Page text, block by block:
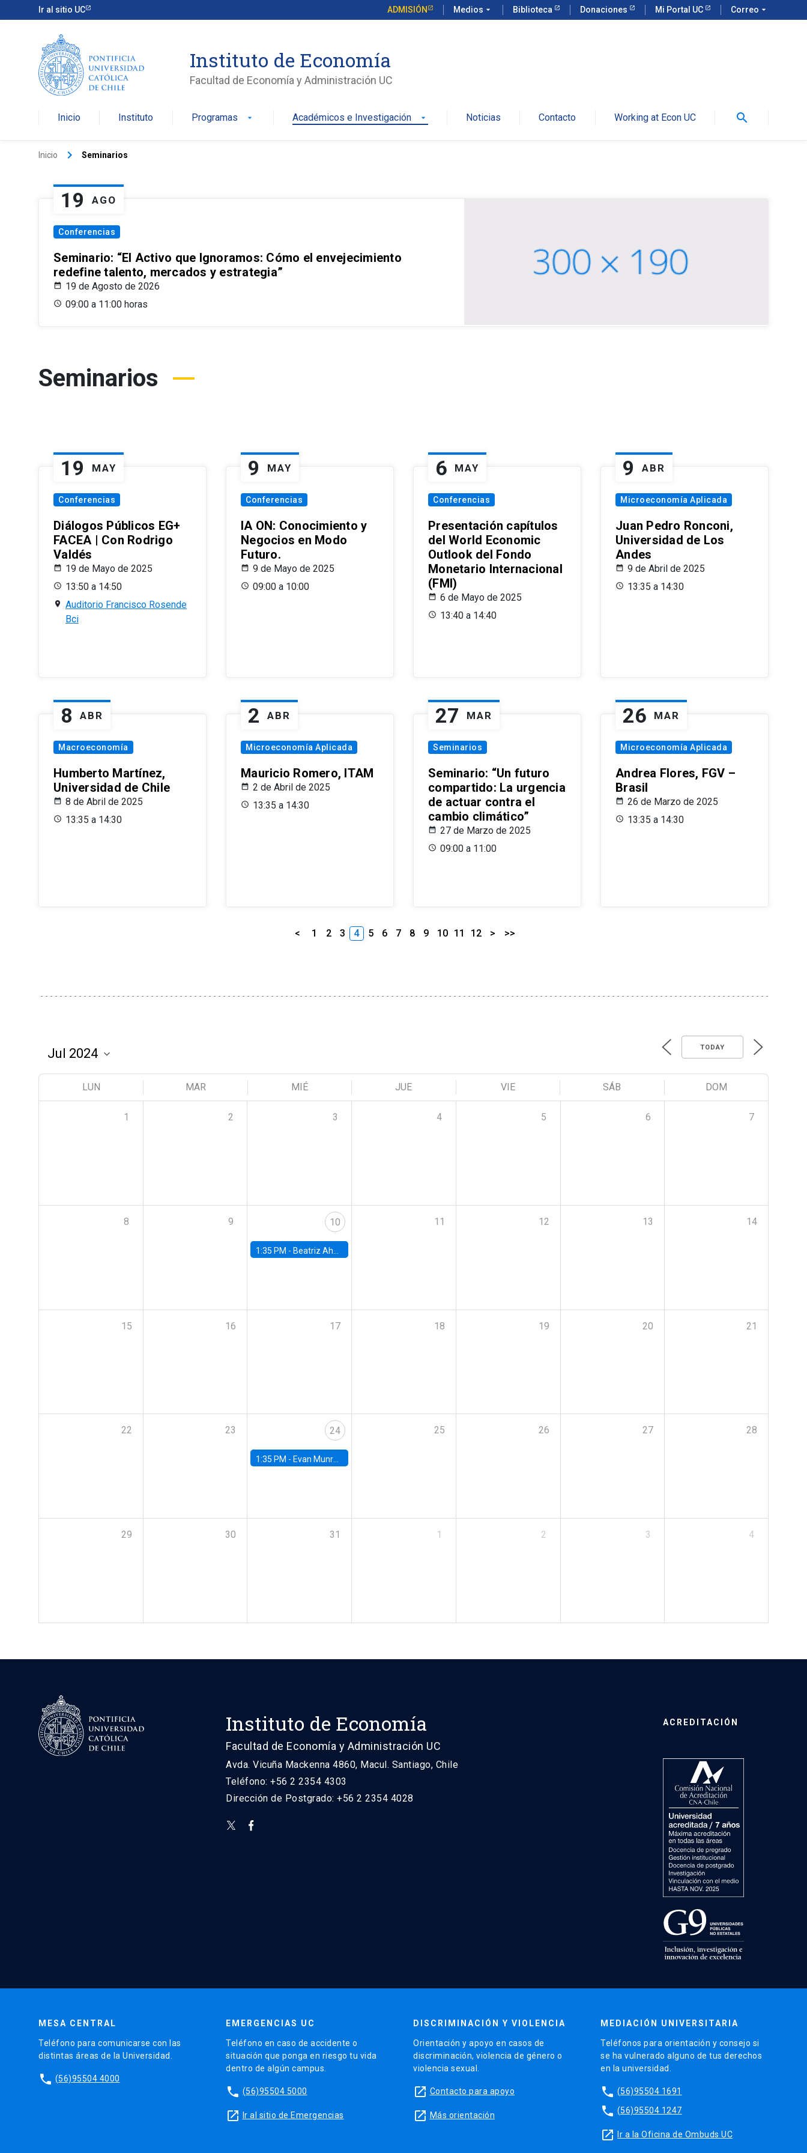
Ir al sitio UC ADMISIÓN Medios arrow_drop_down Biblioteca Donaciones Mi Portal UC Correo arrow_drop_down
Instituto de Economía
Facultad de Economía y Administración UC
Inicio Instituto Programas arrow_drop_down Académicos e Investigación arrow_drop_down Noticias Contacto Working at Econ UC search
Inicio keyboard_arrow_right Seminarios
19 AGO
Conferencias
Seminario: “El Activo que Ignoramos: Cómo el envejecimiento
redefine talento, mercados y estrategia”
19 de Agosto de 2026
09:00 a 11:00 horas
Seminarios
19 MAY
Conferencias
Diálogos Públicos EG+
FACEA | Con Rodrigo
Valdés
19 de Mayo de 2025
13:50 a 14:50
Auditorio Francisco Rosende
Bci
9 MAY
Conferencias
IA ON: Conocimiento y
Negocios en Modo
Futuro.
9 de Mayo de 2025
09:00 a 10:00
6 MAY
Conferencias
Presentación capítulos
del World Economic
Outlook del Fondo
Monetario Internacional
(FMI)
6 de Mayo de 2025
13:40 a 14:40
9 ABR
Microeconomía Aplicada
Juan Pedro Ronconi,
Universidad de Los
Andes
9 de Abril de 2025
13:35 a 14:30
8 ABR
Macroeconomía
Humberto Martínez,
Universidad de Chile
8 de Abril de 2025
13:35 a 14:30
2 ABR
Microeconomía Aplicada
Mauricio Romero, ITAM
2 de Abril de 2025
13:35 a 14:30
27 MAR
Seminarios
Seminario: “Un futuro
compartido: La urgencia
de actuar contra el
cambio climático”
27 de Marzo de 2025
09:00 a 11:00
26 MAR
Microeconomía Aplicada
Andrea Flores, FGV –
Brasil
26 de Marzo de 2025
13:35 a 14:30
< 1 2 3 4 5 6 7 8 9 10 11 12 > >>
TODAY
LUN MAR MIÉ JUE VIE SÁB DOM
1 2 3 4 5 6 7
8 9 10
1:35 PM - Beatriz Ahumada, PhD candidate, Universidad de Pittsburgh
11 12 13 14
15 16 17 18 19 20 21
22 23 24
1:35 PM - Evan Munro, Neyman Visiting Assistant Professor in the Department of Statistics at UC Berkeley
25 26 27 28
29 30 31 1 2 3 4
Instituto de Economía
Facultad de Economía y Administración UC
Avda. Vicuña Mackenna 4860, Macul. Santiago, Chile
Teléfono: +56 2 2354 4303
Dirección de Postgrado: +56 2 2354 4028
ACREDITACIÓN
MESA CENTRAL
Teléfono para comunicarse con las
distintas áreas de la Universidad.
phone (56)95504 4000
EMERGENCIAS UC
Teléfono en caso de accidente o
situación que ponga en riesgo tu vida
dentro de algún campus.
phone (56)95504 5000
launch Ir al sitio de Emergencias
DISCRIMINACIÓN Y VIOLENCIA
Orientación y apoyo en casos de
discriminación, violencia de género o
violencia sexual.
launch Contacto para apoyo
launch Más orientación
MEDIACIÓN UNIVERSITARIA
Teléfonos para orientación y consejo si
se ha vulnerado alguno de tus derechos
en la universidad.
phone (56)95504 1691
phone (56)95504 1247
launch Ir a la Oficina de Ombuds UC